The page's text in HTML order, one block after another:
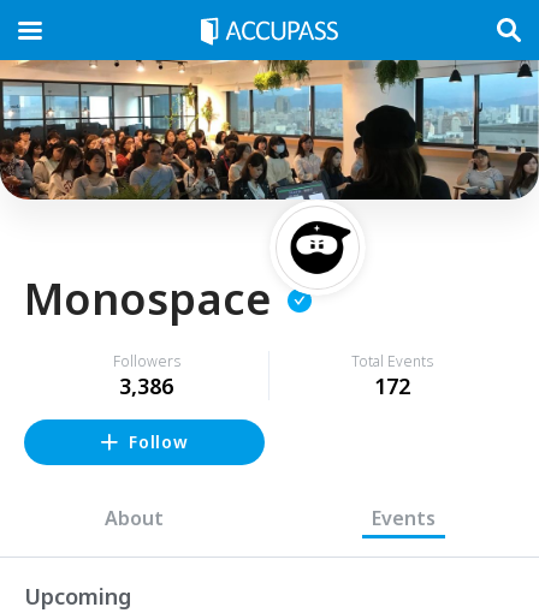
Monospace
Followers
3,386
Total Events
172
Follow
About Events
Upcoming